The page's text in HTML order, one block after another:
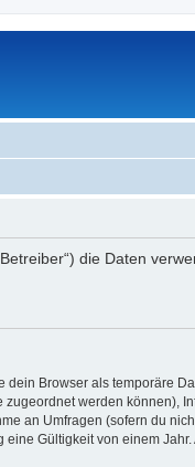
die Daten
Browser als temporäre
werden können),
an Umfragen (sofern du
Gültigkeit von einem